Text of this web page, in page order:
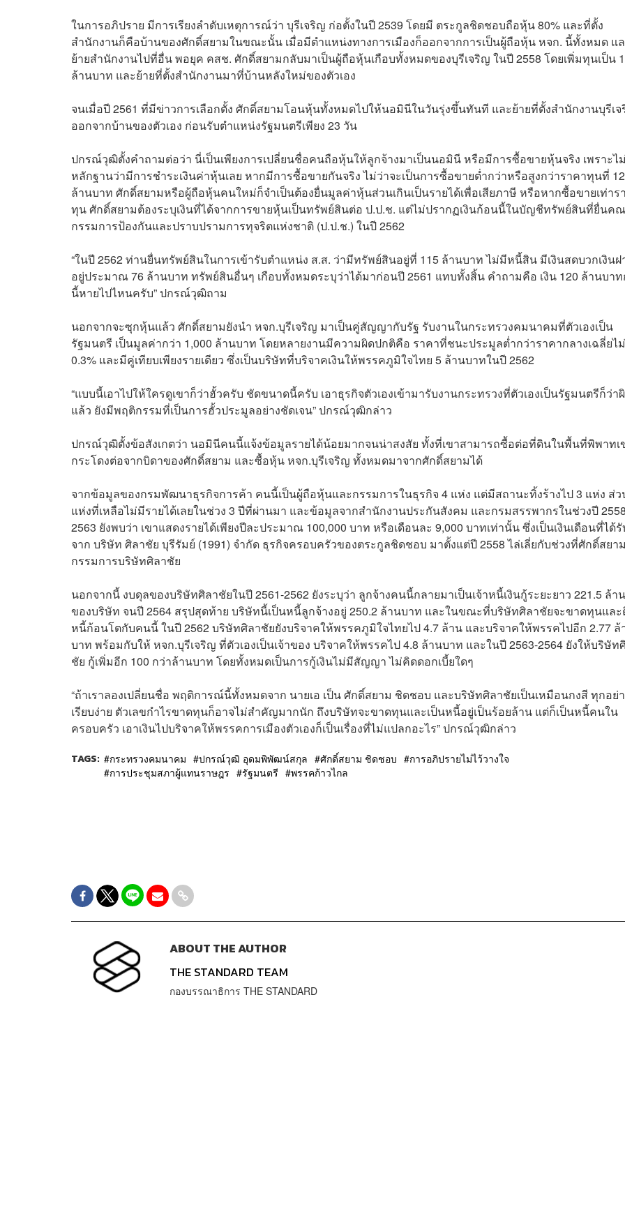
ในการอภิปราย มีการเรียงลำดับเหตุการณ์ว่า บุรีเจริญ ก่อตั้งในปี 2539 โดยมี ตระกูลชิดชอบถือหุ้น 80% และที่ตั้ง
สำนักงานก็คือบ้านของศักดิ์สยามในขณะนั้น เมื่อมีตำแหน่งทางการเมืองก็ออกจากการเป็นผู้ถือหุ้น หจก. นี้ทั้งหมด แ
ย้ายสำนักงานไปที่อื่น พอยุค คสช. ศักดิ์สยามกลับมาเป็นผู้ถือหุ้นเกือบทั้งหมดของบุรีเจริญ ในปี 2558 โดยเพิ่มทุนเป็น
ล้านบาท และย้ายที่ตั้งสำนักงานมาที่บ้านหลังใหม่ของตัวเอง
จนเมื่อปี 2561 ที่มีข่าวการเลือกตั้ง ศักดิ์สยามโอนหุ้นทั้งหมดไปให้นอมินีในวันรุ่งขึ้นทันที และย้ายที่ตั้งสำนักงานบุรีเ
ออกจากบ้านของตัวเอง ก่อนรับตำแหน่งรัฐมนตรีเพียง 23 วัน
ปกรณ์วุฒิตั้งคำถามต่อว่า นี่เป็นเพียงการเปลี่ยนชื่อคนถือหุ้นให้ลูกจ้างมาเป็นนอมินี หรือมีการซื้อขายหุ้นจริง เพราะไ
หลักฐานว่ามีการชำระเงินค่าหุ้นเลย หากมีการซื้อขายกันจริง ไม่ว่าจะเป็นการซื้อขายต่ำกว่าหรือสูงกว่าราคาทุนที่
ล้านบาท ศักดิ์สยามหรือผู้ถือหุ้นคนใหม่ก็จำเป็นต้องยื่นมูลค่าหุ้นส่วนเกินเป็นรายได้เพื่อเสียภาษี หรือหากซื้อขายเท่าร
ทุน ศักดิ์สยามต้องระบุเงินที่ได้จากการขายหุ้นเป็นทรัพย์สินต่อ ป.ป.ช. แต่ไม่ปรากฏเงินก้อนนี้ในบัญชีทรัพย์สินที่ยื่นค
กรรมการป้องกันและปราบปรามการทุจริตแห่งชาติ (ป.ป.ช.) ในปี 2562
“ในปี 2562 ท่านยื่นทรัพย์สินในการเข้ารับตำแหน่ง ส.ส. ว่ามีทรัพย์สินอยู่ที่ 115 ล้านบาท ไม่มีหนี้สิน มีเงินสดบวกเงินฝ
อยู่ประมาณ 76 ล้านบาท ทรัพย์สินอื่นๆ เกือบทั้งหมดระบุว่าได้มาก่อนปี 2561 แทบทั้งสิ้น คำถามคือ เงิน 120 ล้านบา
นี้หายไปไหนครับ” ปกรณ์วุฒิถาม
นอกจากจะซุกหุ้นแล้ว ศักดิ์สยามยังนำ หจก.บุรีเจริญ มาเป็นคู่สัญญากับรัฐ รับงานในกระทรวงคมนาคมที่ตัวเองเป็น
รัฐมนตรี เป็นมูลค่ากว่า 1,000 ล้านบาท โดยหลายงานมีความผิดปกติคือ ราคาที่ชนะประมูลต่ำกว่าราคากลางเฉลี่ยไ
0.3% และมีคู่เทียบเพียงรายเดียว ซึ่งเป็นบริษัทที่บริจาคเงินให้พรรคภูมิใจไทย 5 ล้านบาทในปี 2562
“แบบนี้เอาไปให้ใครดูเขาก็ว่าฮั้วครับ ชัดขนาดนี้ครับ เอาธุรกิจตัวเองเข้ามารับงานกระทรวงที่ตัวเองเป็นรัฐมนตรีก็ว่า
แล้ว ยังมีพฤติกรรมที่เป็นการฮั้วประมูลอย่างชัดเจน” ปกรณ์วุฒิกล่าว
ปกรณ์วุฒิตั้งข้อสังเกตว่า นอมินีคนนี้แจ้งข้อมูลรายได้น้อยมากจนน่าสงสัย ทั้งที่เขาสามารถซื้อต่อที่ดินในพื้นที่พิพาทเ
กระโดงต่อจากบิดาของศักดิ์สยาม และซื้อหุ้น หจก.บุรีเจริญ ทั้งหมดมาจากศักดิ์สยามได้
จากข้อมูลของกรมพัฒนาธุรกิจการค้า คนนี้เป็นผู้ถือหุ้นและกรรมการในธุรกิจ 4 แห่ง แต่มีสถานะทิ้งร้างไป 3 แห่ง ส่
แห่งที่เหลือไม่มีรายได้เลยในช่วง 3 ปีที่ผ่านมา และข้อมูลจากสำนักงานประกันสังคม และกรมสรรพากรในช่วงปี
2563 ยังพบว่า เขาแสดงรายได้เพียงปีละประมาณ 100,000 บาท หรือเดือนละ 9,000 บาทเท่านั้น ซึ่งเป็นเงินเดือนที่ได้
จาก บริษัท ศิลาชัย บุรีรัมย์ (1991) จำกัด ธุรกิจครอบครัวของตระกูลชิดชอบ มาตั้งแต่ปี 2558 ไล่เลี่ยกับช่วงที่ศักดิ์สยา
กรรมการบริษัทศิลาชัย
นอกจากนี้ งบดุลของบริษัทศิลาชัยในปี 2561-2562 ยังระบุว่า ลูกจ้างคนนี้กลายมาเป็นเจ้าหนี้เงินกู้ระยะยาว 221.5 ล้า
ของบริษัท จนปี 2564 สรุปสุดท้าย บริษัทนี้เป็นหนี้ลูกจ้างอยู่ 250.2 ล้านบาท และในขณะที่บริษัทศิลาชัยจะขาดทุนแล
หนี้ก้อนโตกับคนนี้ ในปี 2562 บริษัทศิลาชัยยังบริจาคให้พรรคภูมิใจไทยไป 4.7 ล้าน และบริจาคให้พรรคไปอีก 2.77 ล้
บาท พร้อมกับให้ หจก.บุรีเจริญ ที่ตัวเองเป็นเจ้าของ บริจาคให้พรรคไป 4.8 ล้านบาท และในปี 2563-2564 ยังให้บริษัท
ชัย กู้เพิ่มอีก 100 กว่าล้านบาท โดยทั้งหมดเป็นการกู้เงินไม่มีสัญญา ไม่คิดดอกเบี้ยใดๆ
“ถ้าเราลองเปลี่ยนชื่อ พฤติการณ์นี้ทั้งหมดจาก นายเอ เป็น ศักดิ์สยาม ชิดชอบ และบริษัทศิลาชัยเป็นเหมือนกงสี ทุกอย่
เรียบง่าย ตัวเลขกำไรขาดทุนก็อาจไม่สำคัญมากนัก ถึงบริษัทจะขาดทุนและเป็นหนี้อยู่เป็นร้อยล้าน แต่ก็เป็นหนี้คนใน
ครอบครัว เอาเงินไปบริจาคให้พรรคการเมืองตัวเองก็เป็นเรื่องที่ไม่แปลกอะไร” ปกรณ์วุฒิกล่าว
TAGS: กระทรวงคมนาคม ปกรณ์วุฒิ อุดมพิพัฒน์สกุล ศักดิ์สยาม ชิดชอบ
การอภิปรายไม่ไว้วางใจ
การประชุมสภาผู้แทนราษฎร
รัฐมนตรี พรรคก้าวไกล
ABOUT THE AUTHOR
THE STANDARD TEAM
กองบรรณาธิการ THE STANDARD